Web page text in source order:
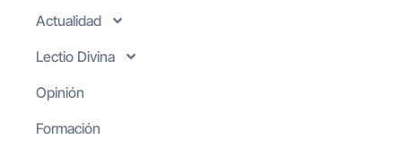
Actualidad
Lectio Divina
Opinión
Formación